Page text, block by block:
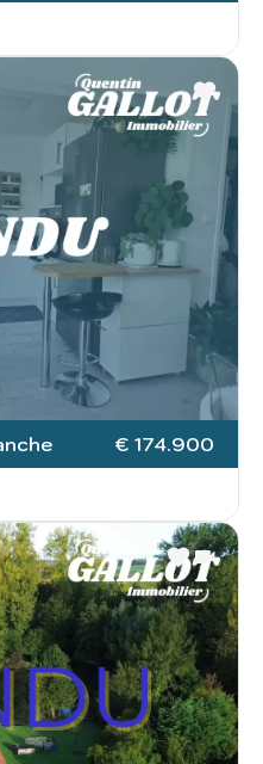
€ 174.900